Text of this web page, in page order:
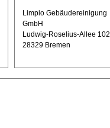
Limpio Gebäudereinigung
GmbH
Ludwig-Roselius-Allee 102
28329 Bremen